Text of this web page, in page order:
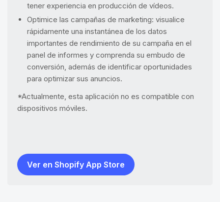
tener experiencia en producción de vídeos.
Optimice las campañas de marketing: visualice
rápidamente una instantánea de los datos
importantes de rendimiento de su campaña en el
panel de informes y comprenda su embudo de
conversión, además de identificar oportunidades
para optimizar sus anuncios.
*Actualmente, esta aplicación no es compatible con
dispositivos móviles.
Ver en Shopify App Store